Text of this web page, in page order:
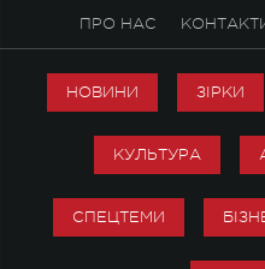
ПРО НАС
НОВИНИ ЗІРКИ
КУЛЬТУРА
СПЕЦТЕМИ